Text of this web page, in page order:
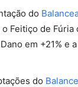
do
o Feitiço de
em +21% e
do